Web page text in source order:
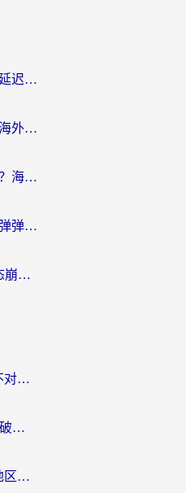
国外玩流星蝴蝶剑怎么降低延迟？海外党必看的加速秘籍（含欧洲鸣潮&彩虹岛优化攻略）
在国外也能玩穿越火线吗？海外玩家国服游戏畅玩终极指南
美国率土之滨加速器哪个好？海外党国服游戏畅玩终极指南（附多游戏解决方案）
海外党必看：怎么在国外打弹弹堂不卡？番茄加速器亲测指南
英国崩坏学园2延迟高到心态崩？海外党国服游戏加速终极指南
海外看国内电视剧的app选不对？这份回国加速器避坑指南帮你流畅追剧
喜马拉雅地区限制DNS怎么破？海外党听国内音乐听书的终极解决方案
在海外听喜马拉雅总提示“地区限制”？3步轻松解除+听国内音乐全攻略